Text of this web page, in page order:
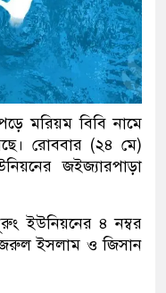
মরিয়ম বিবি নামে
রোববার (২৪ মে)
জইজ্যারপাড়া
ইউনিয়নের ৪ নম্বর
ইসলাম ও জিসান